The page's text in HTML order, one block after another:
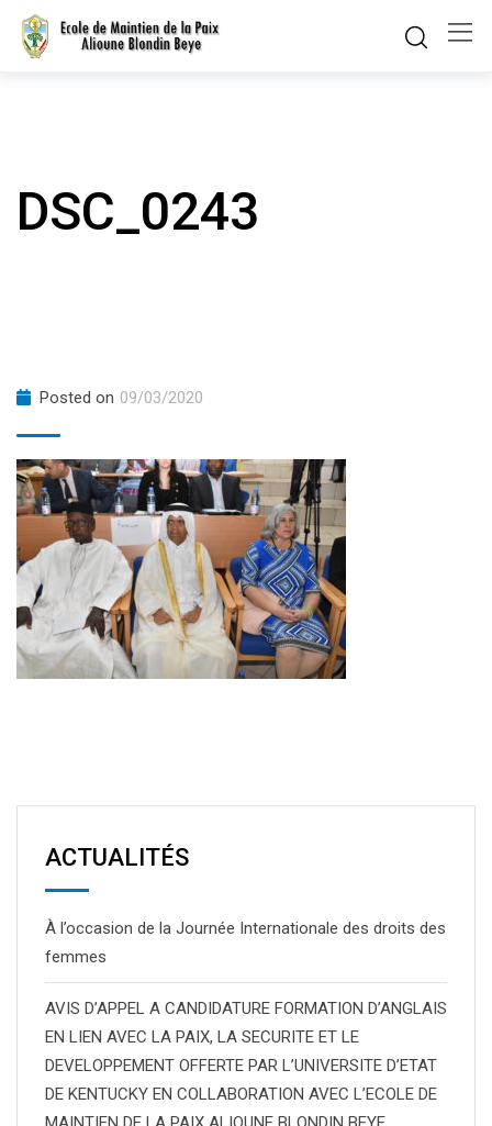
Skip
DSC_0243
Posted on 09/03/2020
ACTUALITÉS
À l’occasion de la Journée Internationale des droits des
femmes
AVIS D’APPEL A CANDIDATURE FORMATION D’ANGLAIS
EN LIEN AVEC LA PAIX, LA SECURITE ET LE
DEVELOPPEMENT OFFERTE PAR L’UNIVERSITE D’ETAT
DE KENTUCKY EN COLLABORATION AVEC L’ECOLE DE